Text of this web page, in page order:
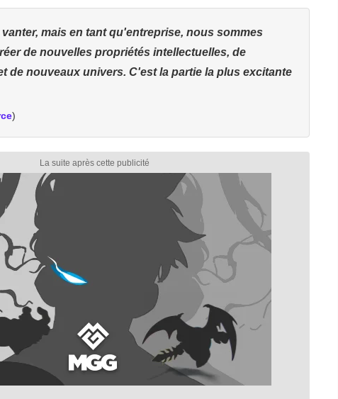
mais en tant qu'entreprise, nous sommes
de nouvelles propriétés intellectuelles, de
de nouveaux univers. C'est la partie la plus excitante
)